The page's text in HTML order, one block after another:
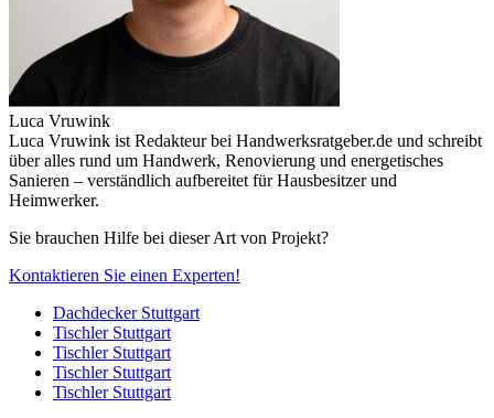
Luca Vruwink
Luca Vruwink ist Redakteur bei Handwerksratgeber.de und schreibt
über alles rund um Handwerk, Renovierung und energetisches
Sanieren – verständlich aufbereitet für Hausbesitzer und
Heimwerker.
Sie brauchen Hilfe bei dieser Art von Projekt?
Kontaktieren Sie einen Experten!
Dachdecker Stuttgart
Tischler Stuttgart
Tischler Stuttgart
Tischler Stuttgart
Tischler Stuttgart